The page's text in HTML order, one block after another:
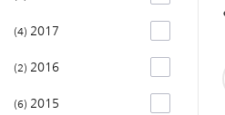
2017
4
2016
2
2015
6